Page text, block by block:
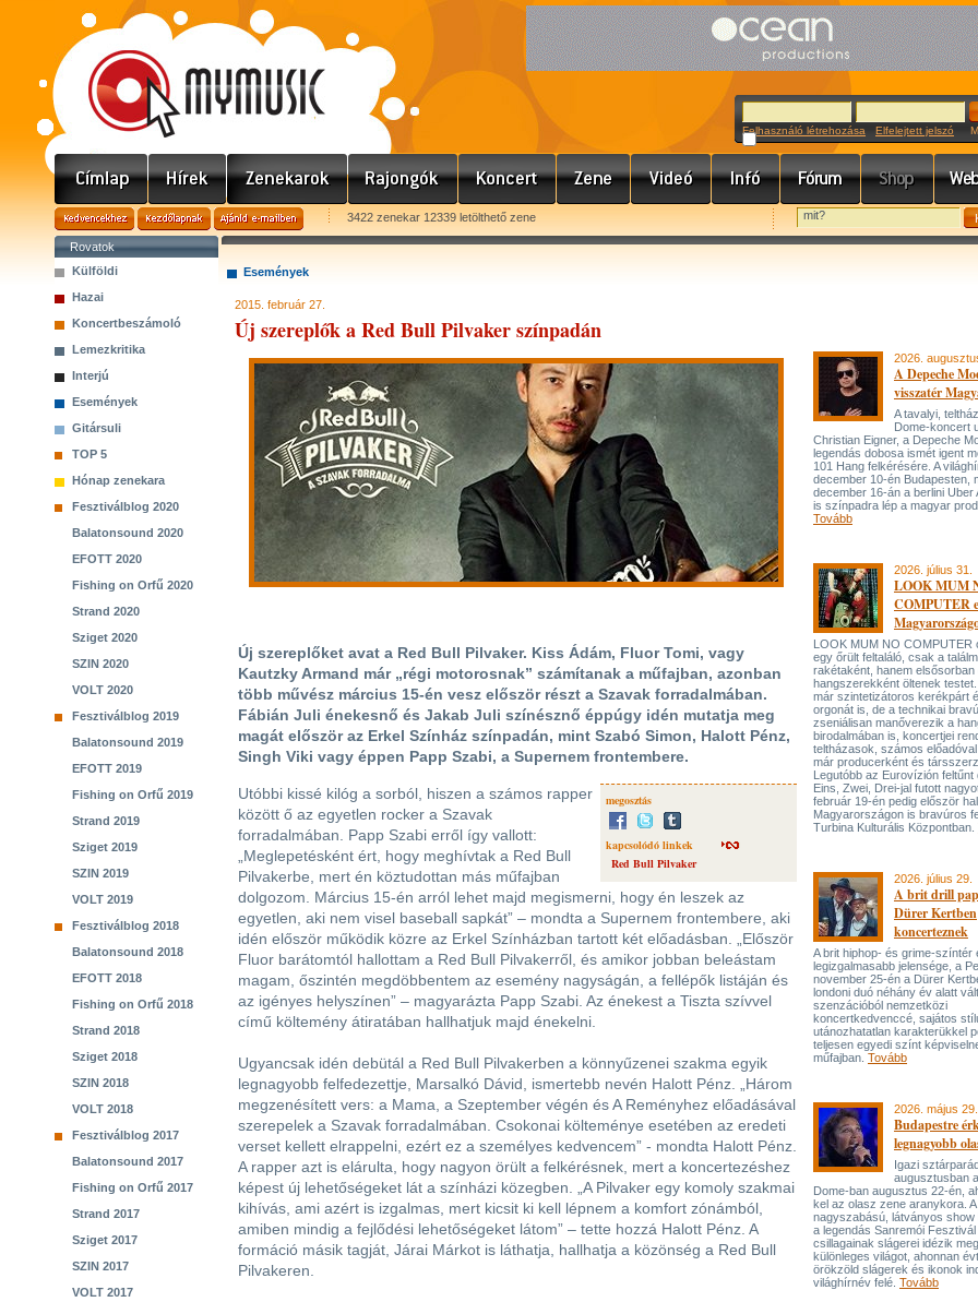
Felhasználó létrehozása Elfelejtett jelszó
3422 zenekar 12339 letölthető zene
Rovatok
Külföldi
Hazai
Koncertbeszámoló
Lemezkritika
Interjú
Események
Gitársuli
TOP 5
Hónap zenekara
Fesztiválblog 2020
Balatonsound 2020
EFOTT 2020
Fishing on Orfű 2020
Strand 2020
Sziget 2020
SZIN 2020
VOLT 2020
Fesztiválblog 2019
Balatonsound 2019
EFOTT 2019
Fishing on Orfű 2019
Strand 2019
Sziget 2019
SZIN 2019
VOLT 2019
Fesztiválblog 2018
Balatonsound 2018
EFOTT 2018
Fishing on Orfű 2018
Strand 2018
Sziget 2018
SZIN 2018
VOLT 2018
Fesztiválblog 2017
Balatonsound 2017
Fishing on Orfű 2017
Strand 2017
Sziget 2017
SZIN 2017
VOLT 2017
Események
2015. február 27.
Új szereplők a Red Bull Pilvaker színpadán
Új szereplőket avat a Red Bull Pilvaker. Kiss Ádám, Fluor Tomi, vagy
Kautzky Armand már „régi motorosnak” számítanak a műfajban, azonban
több művész március 15-én vesz először részt a Szavak forradalmában.
Fábián Juli énekesnő és Jakab Juli színésznő éppúgy idén mutatja meg
magát először az Erkel Színház színpadán, mint Szabó Simon, Halott Pénz,
Singh Viki vagy éppen Papp Szabi, a Supernem frontembere.
megosztás
kapcsolódó linkek
Red Bull Pilvaker
Utóbbi kissé kilóg a sorból, hiszen a számos rapper
között ő az egyetlen rocker a Szavak
forradalmában. Papp Szabi erről így vallott:
„Meglepetésként ért, hogy meghívtak a Red Bull
Pilvakerbe, mert én köztudottan más műfajban
dolgozom. Március 15-én arról lehet majd megismerni, hogy én leszek az
egyetlen, aki nem visel baseball sapkát” – mondta a Supernem frontembere, aki
idén először működik közre az Erkel Színházban tartott két előadásban. „Először
Fluor barátomtól hallottam a Red Bull Pilvakerről, és amikor jobban beleástam
magam, őszintén megdöbbentem az esemény nagyságán, a fellépők listáján és
az igényes helyszínen” – magyarázta Papp Szabi. Az énekest a Tiszta szívvel
című költemény átiratában hallhatjuk majd énekelni.
Ugyancsak idén debütál a Red Bull Pilvakerben a könnyűzenei szakma egyik
legnagyobb felfedezettje, Marsalkó Dávid, ismertebb nevén Halott Pénz. „Három
megzenésített vers: a Mama, a Szeptember végén és A Reményhez előadásával
szerepelek a Szavak forradalmában. Csokonai költeménye esetében az eredeti
verset kellett elrappelni, ezért ez a személyes kedvencem” - mondta Halott Pénz.
A rapper azt is elárulta, hogy nagyon örült a felkérésnek, mert a koncertezéshez
képest új lehetőségeket lát a színházi közegben. „A Pilvaker egy komoly szakmai
kihívás, ami azért is izgalmas, mert kicsit ki kell lépnem a komfort zónámból,
amiben mindig a fejlődési lehetőségeket látom” – tette hozzá Halott Pénz. A
formáció másik tagját, Járai Márkot is láthatja, hallhatja a közönség a Red Bull
Pilvakeren.
2026.
A Depeche
visszatér
A tavalyi,
Dome-koncert
Christian Eigner, a Depeche
legendás dobosa ismét igent
101 Hang felkérésére. A
december 10-én Budapesten,
december 16-án a berlini Uber
is színpadra lép a magyar
Tovább
2026. július 31.
LOOK MUM
COMPUTER
LOOK MUM NO COMPUTER
egy őrült feltaláló, csak a
rakétaként, hanem elsősorban
hangszerekként öltenek
már szintetizátoros kerékpárt
orgonát is, de a technikai
zseniálisan manőverezik a
birodalmában is, koncertjei
teltházasok, számos
már producerként és
Legutóbb az Eurovízión feltűnt
Eins, Zwei, Drei-jal futott
február 19-én pedig először
Magyarországon is bravúros
Turbina Kulturális Központban.
2026. július 29.
A brit drill
Dürer Kertben
koncerteznek
A brit hiphop- és grime-színtér
legizgalmasabb jelensége, a
november 25-én a Dürer
londoni duó néhány év alatt
szenzációból nemzetközi
koncertkedvenccé, sajátos
utánozhatatlan karakterükkel
teljesen egyedi színt
műfajban. Tovább
2026. május 29.
Budapestre
legnagyobb
Igazi
augusztusban
Dome-ban augusztus 22-én,
kel az olasz zene aranykora. A
nagyszabású, látványos show
a legendás Sanremói Fesztivál
csillagainak slágerei idézik
különleges világot, ahonnan
örökzöld slágerek és ikonok
világhírnév felé. Tovább